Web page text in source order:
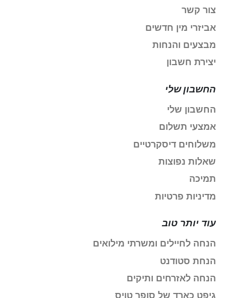
צור קשר
אביזרי מין חדשים
מבצעים והנחות
יצירת חשבון
החשבון שלי
החשבון שלי
אמצעי תשלום
משלוחים דיסקרטיים
שאלות נפוצות
תמיכה
מדיניות פרטיות
עוד יותר טוב
הנחה לחיילים ומשרתי מילואים
הנחת סטודנט
הנחה לאזרחים ותיקים
גיפט כארד של סופר טויס